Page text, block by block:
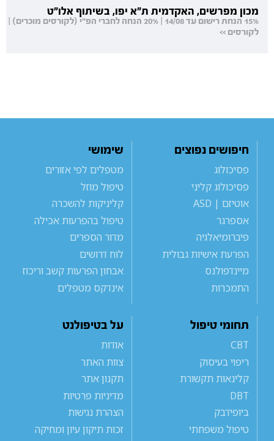
מכון מפרשים, האקדמית ת"א יפו, בשיתוף אלו"ט
15% הנחת רישום עד 14/08 | 20% הנחה לחברי הפ"י (לקורסים מוכרים) |
לקורסים >>
חיפושים נפוצים
פסיכולוג
פסיכולוג קליני
אוטיזם | ASD
אספרגר
פיברומיאלגיה
הפרעת אישיות גבולית
מיינדפולנס
התמכרות
שימושי
מטפלים לפי אזורים
טיפול מוזל
קליניקות להשכרה
טיפול בהפרעות אכילה
מדור הספרים
לוח דרושים
אבחון הפרעות קשב וריכוז
אינדקס מטפלים
תחומי טיפול
CBT
ריפוי בעיסוק
קלינאות תקשורת
DBT
ביופידבק
טיפול משפחתי
על בטיפולנט
אודות
צוות האתר
תקנון אתר
מדיניות פרטיות
הצהרת נגישות
זכות תיקון עיון ומחיקה